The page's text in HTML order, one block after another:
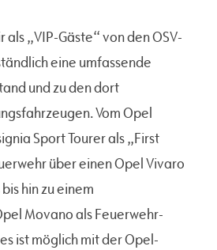
„VIP-Gäste“ von den OSV-
eine umfassende
und zu den dort
Vom Opel
Sport Tourer als „First
über einen Opel Vivaro
hin zu einem
Movano als Feuerwehr-
ist möglich mit der Opel-